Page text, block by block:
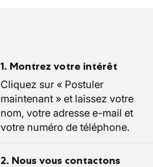
1. Montrez votre intérêt
Cliquez sur « Postuler
maintenant » et laissez votre
nom, votre adresse e-mail et
votre numéro de téléphone.
2. Nous vous contactons